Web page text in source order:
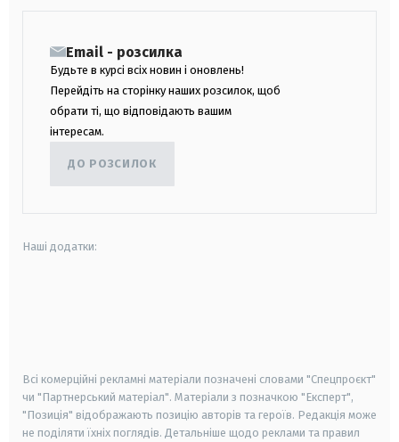
Email - розсилка
Будьте в курсі всіх новин і оновлень!
Перейдіть на сторінку наших розсилок, щоб
обрати ті, що відповідають вашим
інтересам.
ДО РОЗСИЛОК
Наші додатки:
Всі комерційні рекламні матеріали позначені словами "Спецпроєкт"
чи "Партнерський матеріал". Матеріали з позначкою "Експерт",
"Позиція" відображають позицію авторів та героїв. Редакція може
не поділяти їхніх поглядів. Детальніше щодо реклами та правил